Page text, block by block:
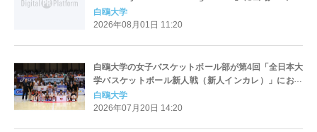
アの強豪12大学が参加
白鴎大学
2026年08月01日 11:20
白鴎大学の女子バスケットボール部が第4回「全日本大
学バスケットボール新人戦（新人インカレ）」におい
て初優勝 ― 各地区の予選を勝ち抜いた全24チームの頂
点に
白鴎大学
2026年07月20日 14:20